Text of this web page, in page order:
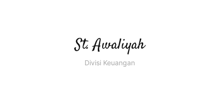
St. Awaliyah
Divisi Keuangan